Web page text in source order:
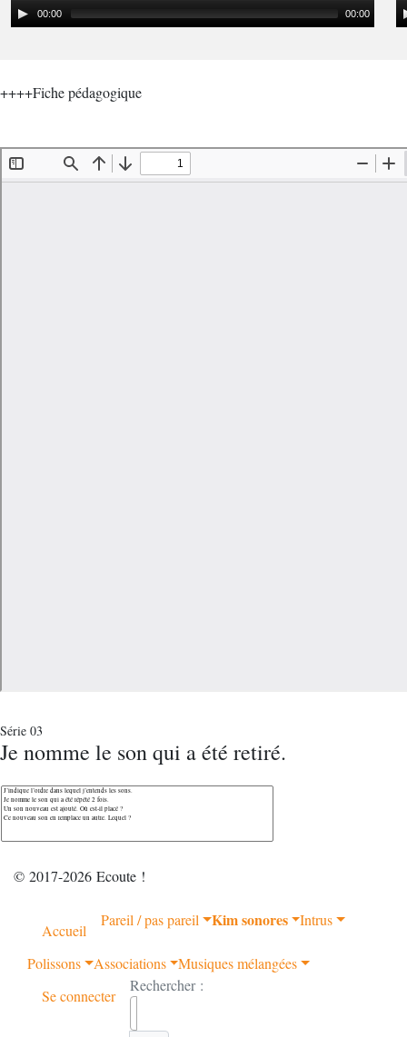
00:00 00:00
++++Fiche pédagogique
Série 03
Je nomme le son qui a été retiré.
© 2017-2026 Ecoute !
Accueil
Pareil / pas pareil Kim sonores Intrus
Polissons Associations
Musiques mélangées
Se connecter
Rechercher :